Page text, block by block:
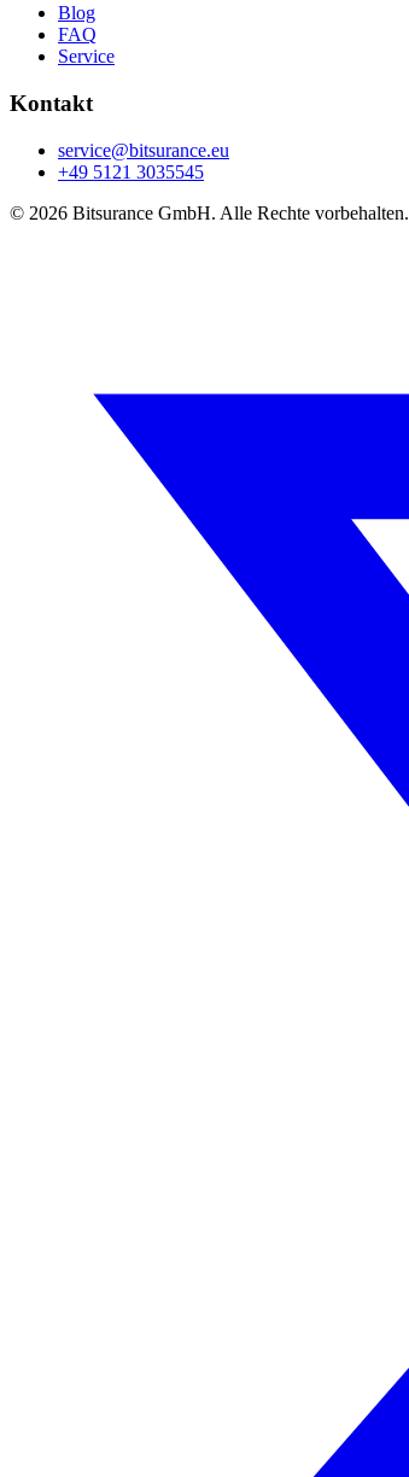
Blog
FAQ
Service
Kontakt
service@bitsurance.eu
+49 5121 3035545
© 2026 Bitsurance GmbH. Alle Rechte vorbehalten.